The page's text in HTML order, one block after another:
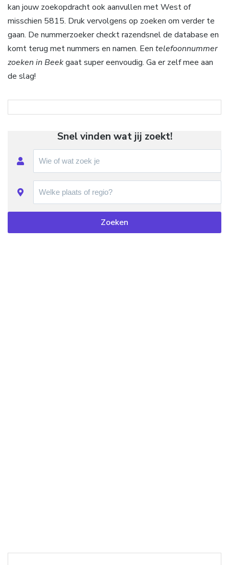
kan jouw zoekopdracht ook aanvullen met West of
misschien 5815. Druk vervolgens op zoeken om verder te
gaan. De nummerzoeker checkt razendsnel de database en
komt terug met nummers en namen. Een telefoonnummer
zoeken in Beekgaat super eenvoudig. Ga er zelf mee aan
de slag!
Snel vinden wat jij zoekt!